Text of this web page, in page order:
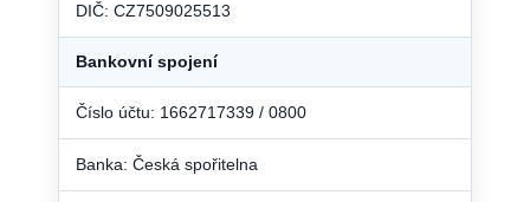
DIČ: CZ7509025513
Bankovní spojení
Číslo účtu: 1662717339 / 0800
Banka: Česká spořitelna